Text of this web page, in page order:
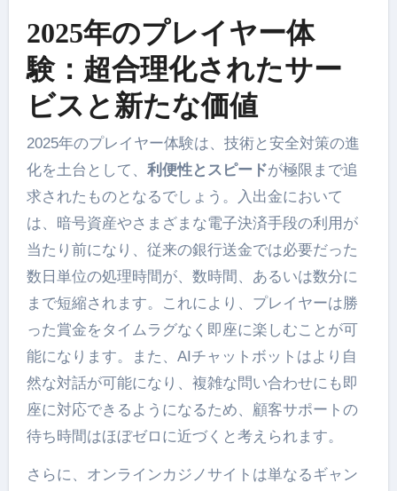
2025年のプレイヤー体
験：超合理化されたサー
ビスと新たな価値
2025年のプレイヤー体験は、技術と安全対策の進
化を土台として、 利便性とスピードが極限まで追
求されたものとなるでしょう。入出金において
は、暗号資産やさまざまな電子決済手段の利用が
当たり前になり、従来の銀行送金では必要だった
数日単位の処理時間が、数時間、あるいは数分に
まで短縮されます。これにより、プレイヤーは勝
った賞金をタイムラグなく即座に楽しむことが可
能になります。また、AIチャットボットはより自
然な対話が可能になり、複雑な問い合わせにも即
座に対応できるようになるため、顧客サポートの
待ち時間はほぼゼロに近づくと考えられます。
さらに、オンラインカジノサイトは単なるギャン